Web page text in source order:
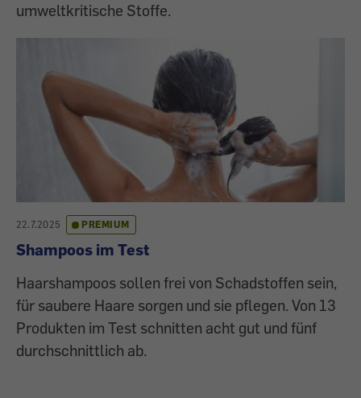
umweltkritische Stoffe.
22.7.2025 PREMIUM
Shampoos im Test
Haarshampoos sollen frei von Schadstoffen sein,
für saubere Haare sorgen und sie pflegen. Von 13
Produkten im Test schnitten acht gut und fünf
durchschnittlich ab.